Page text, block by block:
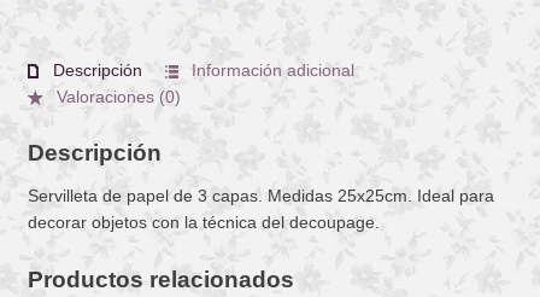
Descripción
Información adicional
Valoraciones (0)
Descripción
Servilleta de papel de 3 capas. Medidas 25x25cm. Ideal para
decorar objetos con la técnica del decoupage.
Productos relacionados